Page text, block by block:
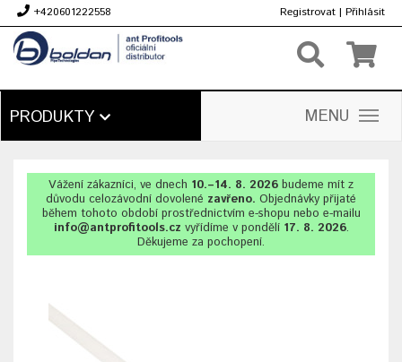
+420601222558 Registrovat | Přihlásit
PRODUKTY MENU
Vážení zákazníci, ve dnech 10.–14. 8. 2026 budeme mít z
důvodu celozávodní dovolené zavřeno. Objednávky přijaté
během tohoto období prostřednictvím e-shopu nebo e-mailu
info@antprofitools.cz vyřídíme v pondělí 17. 8. 2026.
Děkujeme za pochopení.